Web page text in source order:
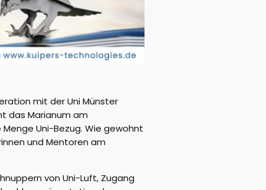
mit der Uni Münster
das Marianum am
Uni-Bezug. Wie gewohnt
und Mentoren am
von Uni-Luft, Zugang